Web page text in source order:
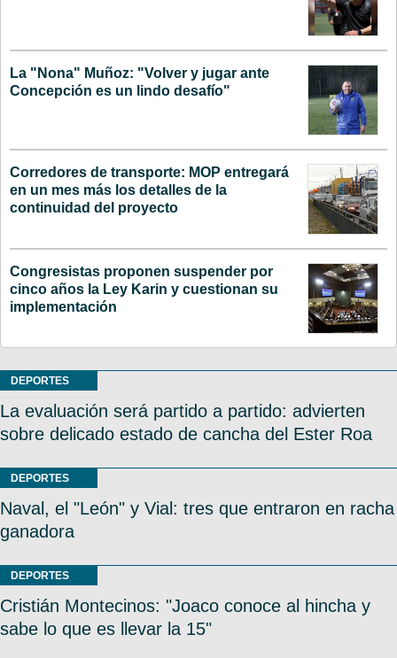
La "Nona" Muñoz: "Volver y jugar ante
Concepción es un lindo desafío"
Corredores de transporte: MOP entregará
en un mes más los detalles de la
continuidad del proyecto
Congresistas proponen suspender por
cinco años la Ley Karin y cuestionan su
implementación
DEPORTES
La evaluación será partido a partido: advierten
sobre delicado estado de cancha del Ester Roa
DEPORTES
Naval, el "León" y Vial: tres que entraron en racha
ganadora
DEPORTES
Cristián Montecinos: "Joaco conoce al hincha y
sabe lo que es llevar la 15"